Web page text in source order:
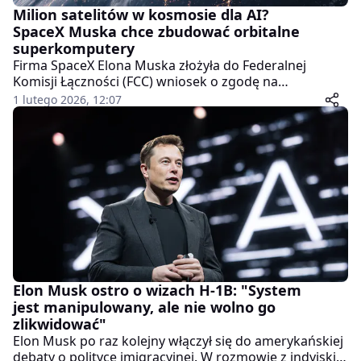
Milion satelitów w kosmosie dla AI?
SpaceX Muska chce zbudować orbitalne
superkomputery
Firma SpaceX Elona Muska złożyła do Federalnej
Komisji Łączności (FCC) wniosek o zgodę na
wystrzelenie nawet miliona satelitów, które miałyby
pełnić rolę orbitalnych centrów danych dedykowanych
sztucznej inteligencji. To jeden z najbardziej ambitnych
planów w historii eksploracji kosmosu – i jednocześnie
najbardziej kontrowersyjnych.
1 lutego 2026, 12:07
Elon Musk ostro o wizach H-1B: "System
jest manipulowany, ale nie wolno go
zlikwidować"
Elon Musk po raz kolejny włączył się do amerykańskiej
debaty o polityce imigracyjnej. W rozmowie z indyjskim